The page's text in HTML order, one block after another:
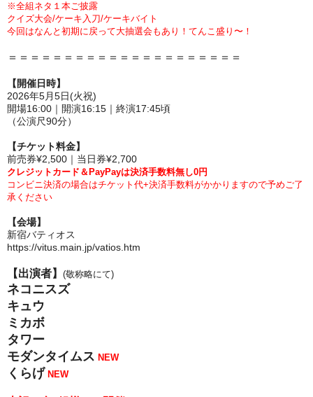
※全組ネタ１本ご披露
クイズ大会/ケーキ入刀/ケーキバイト
今回はなんと初期に戻って大抽選会もあり！てんこ盛り〜！
＝＝＝＝＝＝＝＝＝＝＝＝＝＝＝＝＝＝＝＝＝
【開催日時】
2026年5月5日(火祝)
開場16:00 ｜開演16:15｜終演17:45頃
（公演尺90分）
【チケット料金】
前売券¥2,500｜当日券¥2,700
クレジットカード＆PayPayは決済手数料無し0円
コンビニ決済の場合はチケット代+決済手数料がかかりますので予めご了
承ください
【会場】
新宿バティオス
https://vitus.main.jp/vatios.htm
【出演者】 (敬称略にて)
ネコニスズ
キュウ
ミカボ
タワー
モダンタイムス NEW
くらげ NEW